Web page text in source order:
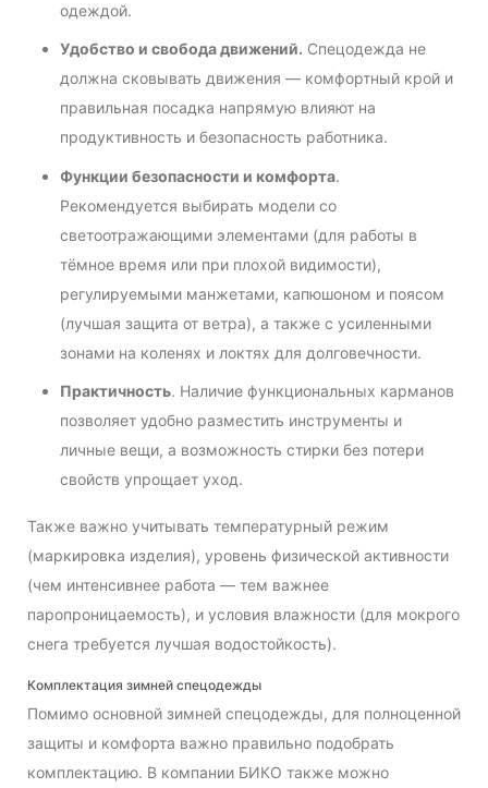
одеждой.
Удобство и свобода движений. Спецодежда не
должна сковывать движения — комфортный крой и
правильная посадка напрямую влияют на
продуктивность и безопасность работника.
Функции безопасности и комфорта.
Рекомендуется выбирать модели со
светоотражающими элементами (для работы в
тёмное время или при плохой видимости),
регулируемыми манжетами, капюшоном и поясом
(лучшая защита от ветра), а также с усиленными
зонами на коленях и локтях для долговечности.
Практичность. Наличие функциональных карманов
позволяет удобно разместить инструменты и
личные вещи, а возможность стирки без потери
свойств упрощает уход.
Также важно учитывать температурный режим
(маркировка изделия), уровень физической активности
(чем интенсивнее работа — тем важнее
паропроницаемость), и условия влажности (для мокрого
снега требуется лучшая водостойкость).
Комплектация зимней спецодежды
Помимо основной зимней спецодежды, для полноценной
защиты и комфорта важно правильно подобрать
комплектацию. В компании БИКО также можно